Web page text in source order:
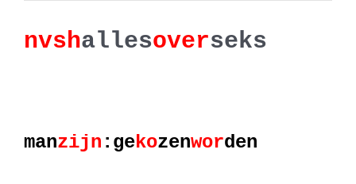
nvshallesoverseks
manzijn : gekozenworden